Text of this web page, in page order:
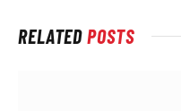
RELATEDPOSTS